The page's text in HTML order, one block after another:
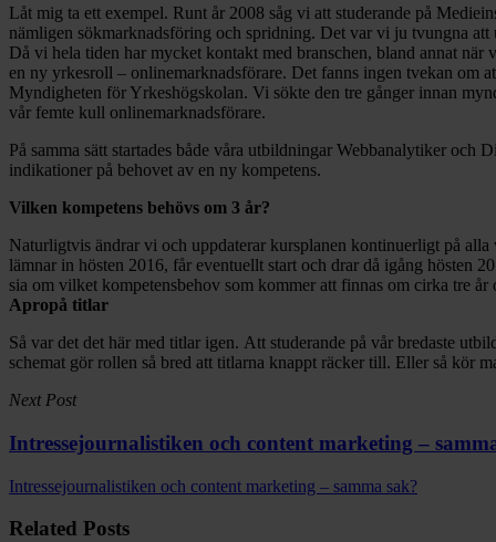
Låt mig ta ett exempel. Runt år 2008 såg vi att studerande på
nämligen sökmarknadsföring och spridning. Det var vi ju tvungna att
Då vi hela tiden har mycket kontakt med branschen, bland annat
en ny yrkesroll – onlinemarknadsförare. Det fanns ingen tvekan om
Myndigheten för Yrkeshögskolan. Vi sökte den tre gånger innan
vår femte kull onlinemarknadsförare.
På samma sätt startades både våra utbildningar Webbanalytiker
indikationer på behovet av en ny kompetens.
Vilken kompetens behövs om 3 år?
Naturligtvis ändrar vi och uppdaterar kursplanen kontinuerligt på
lämnar in hösten 2016, får eventuellt start och drar då igång hösten
sia om vilket kompetensbehov som kommer att finnas om cirka tre
Apropå titlar
Så var det det här med titlar igen. Att studerande på vår bredaste
schemat gör rollen så bred att titlarna knappt räcker till. Eller så kör
Next Post
Intressejournalistiken och content marketing –
Intressejournalistiken och content marketing – samma sak?
Related Posts